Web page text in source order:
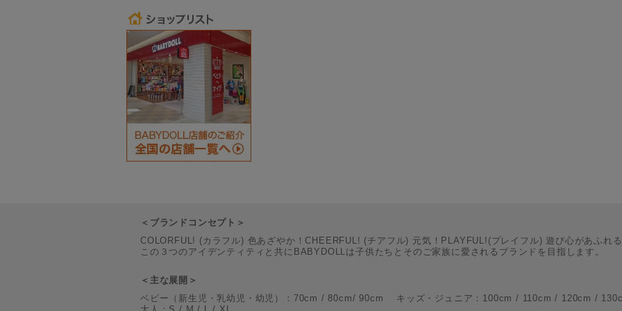
＜ブランドコンセプト＞
COLORFUL! (カラフル) 色あざやか！CHEERFUL! (チアフル) 元気！PLAYFUL!(プレイフル) 遊び心があふれる
この３つのアイデンティティと共にBABYDOLLは子供たちとそのご家族に愛されるブランドを目指します。
＜主な展開＞
ベビー（新生児・乳幼児・幼児）：70cm / 80cm/ 90cm キッズ・ジュニア：100cm / 110cm / 120cm /